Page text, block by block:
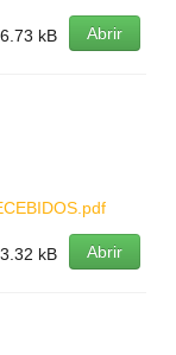
Abrir
kB
Abrir
kB